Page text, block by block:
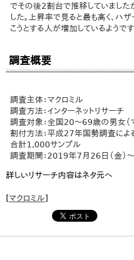
でその後2割台で推移していまし
した。上昇率で見ると最も高く、ハ
こうとする人が増加しているようです
調査概要
調査主体：マクロミル
調査方法：インターネットリサーチ
調査対象：全国20～69歳の男女（
割付方法：平成27年国勢調査に
合計1,000サンプル
調査期間：2019年7月26日（金）
詳しいリサーチ内容はネタ元へ
[マクロミル]